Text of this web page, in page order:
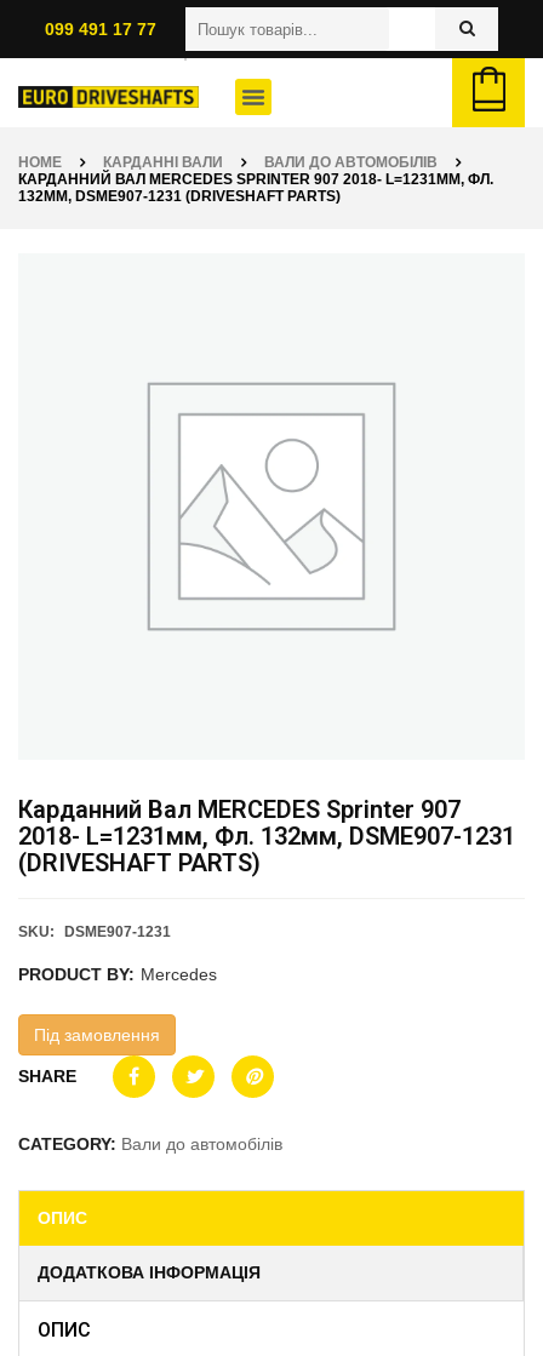
099 491 17 77
HOME КАРДАННІ ВАЛИ
ВАЛИ ДО АВТОМОБІЛІВ
КАРДАННИЙ ВАЛ MERCEDES SPRINTER 907 2018- L=1231ММ, ФЛ.
132ММ, DSME907-1231 (DRIVESHAFT PARTS)
Карданний Вал MERCEDES Sprinter 907
2018- L=1231мм, Фл. 132мм, DSME907-1231
(DRIVESHAFT PARTS)
SKU: DSME907-1231
PRODUCT BY: Mercedes
Під замовлення
SHARE
CATEGORY: Вали до автомобілів
ОПИС
ДОДАТКОВА ІНФОРМАЦІЯ
ОПИС